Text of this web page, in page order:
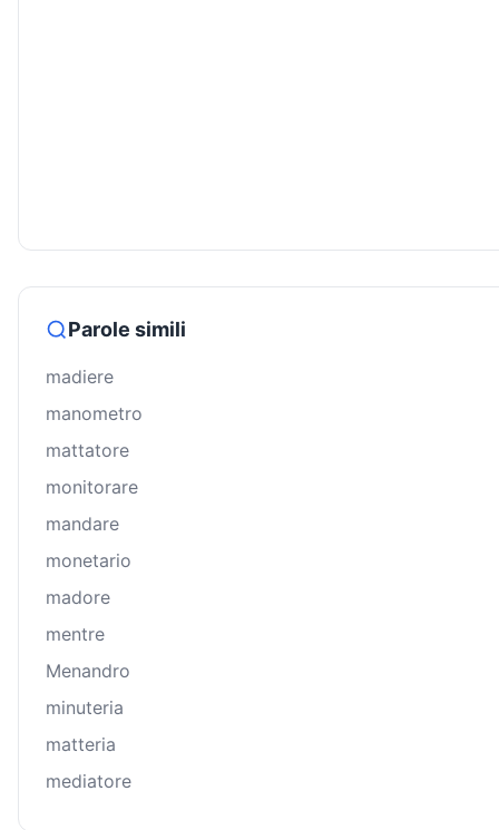
Parole simili
madiere
manometro
mattatore
monitorare
mandare
monetario
madore
mentre
Menandro
minuteria
matteria
mediatore